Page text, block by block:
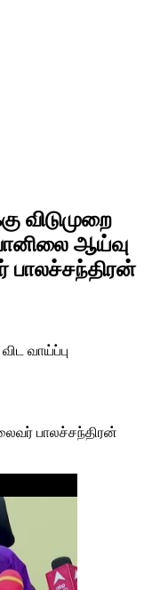
விடுமுறை
ஆய்வு
வாய்ப்பு
பாலச்சந்திரன்